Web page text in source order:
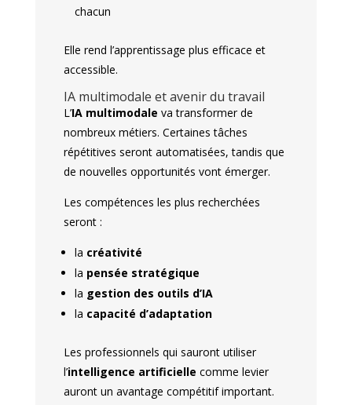
chacun
Elle rend l’apprentissage plus efficace et
accessible.
IA multimodale et avenir du travail
L’IA multimodale va transformer de
nombreux métiers. Certaines tâches
répétitives seront automatisées, tandis que
de nouvelles opportunités vont émerger.
Les compétences les plus recherchées
seront :
la créativité
la pensée stratégique
la gestion des outils d’IA
la capacité d’adaptation
Les professionnels qui sauront utiliser
l’intelligence artificielle comme levier
auront un avantage compétitif important.